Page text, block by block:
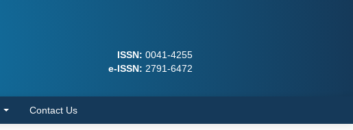
ISSN: 0041-4255
e-ISSN: 2791-6472
Contact Us